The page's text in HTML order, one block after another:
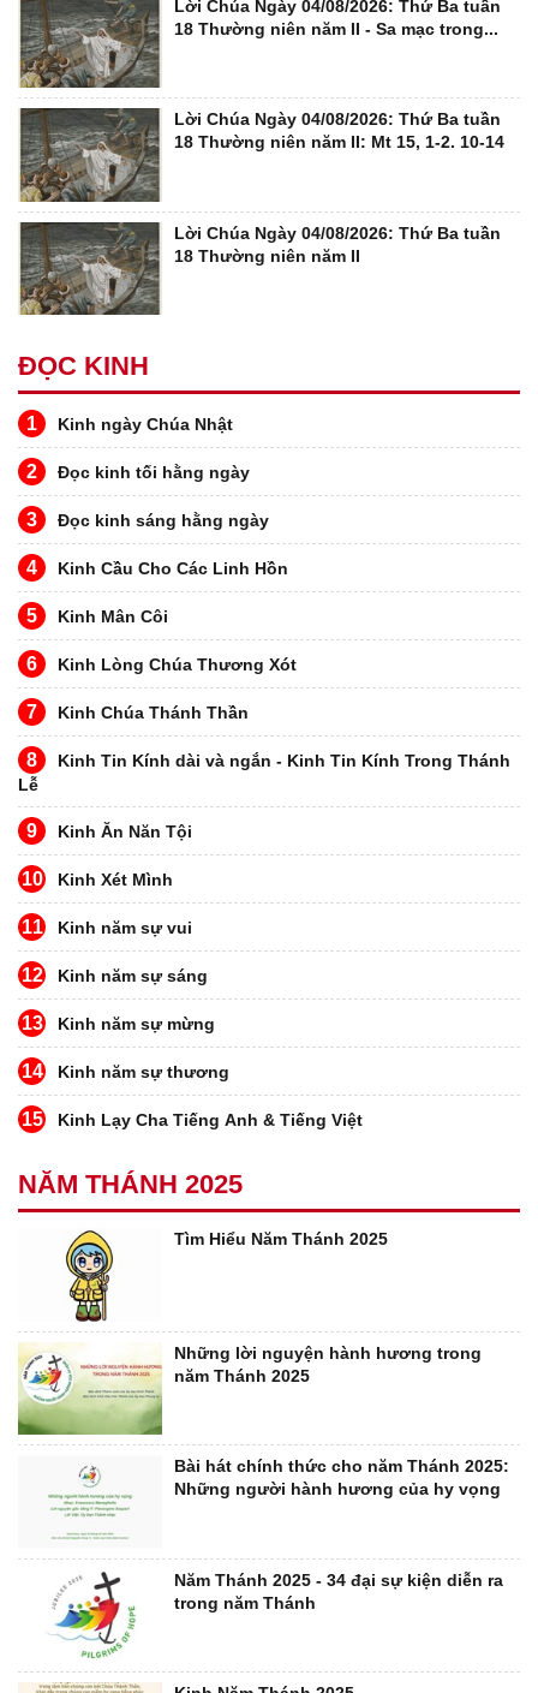
Lời Chúa Ngày 04/08/2026: Thứ Ba tuần
18 Thường niên năm II - Sa mạc trong...
Lời Chúa Ngày 04/08/2026: Thứ Ba tuần
18 Thường niên năm II: Mt 15, 1-2. 10-14
Lời Chúa Ngày 04/08/2026: Thứ Ba tuần
18 Thường niên năm II
ĐỌC KINH
1 Kinh ngày Chúa Nhật
2 Đọc kinh tối hằng ngày
3 Đọc kinh sáng hằng ngày
4 Kinh Cầu Cho Các Linh Hồn
5 Kinh Mân Côi
6 Kinh Lòng Chúa Thương Xót
7 Kinh Chúa Thánh Thần
8
Kinh Tin Kính dài và ngắn - Kinh Tin Kính Trong Thánh
Lễ
9 Kinh Ăn Năn Tội
10 Kinh Xét Mình
11 Kinh năm sự vui
12 Kinh năm sự sáng
13 Kinh năm sự mừng
14 Kinh năm sự thương
15 Kinh Lạy Cha Tiếng Anh & Tiếng Việt
NĂM THÁNH 2025
Tìm Hiểu Năm Thánh 2025
Những lời nguyện hành hương trong
năm Thánh 2025
Bài hát chính thức cho năm Thánh 2025:
Những người hành hương của hy vọng
Năm Thánh 2025 - 34 đại sự kiện diễn ra
trong năm Thánh